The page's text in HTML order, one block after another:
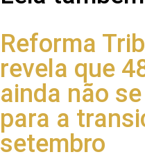
Reforma
revela que
ainda não
para a
setembro